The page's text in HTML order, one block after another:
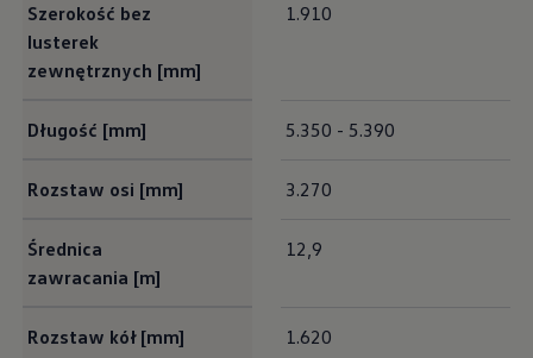
Szerokość bez
lusterek
zewnętrznych [mm]
1.910
Długość [mm] 5.350 - 5.390
Rozstaw osi [mm] 3.270
Średnica
zawracania [m]
12,9
Rozstaw kół [mm] 1.620